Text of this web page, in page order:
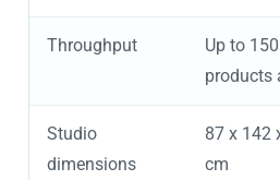
Throughput
Up to 150
products
Studio
dimensions
87 x 142
cm